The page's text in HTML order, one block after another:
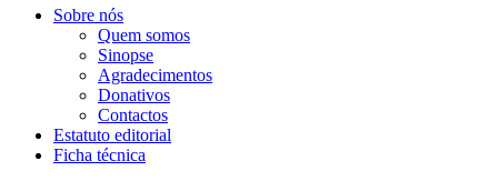
Sobre nós
Quem somos
Sinopse
Agradecimentos
Donativos
Contactos
Estatuto editorial
Ficha técnica